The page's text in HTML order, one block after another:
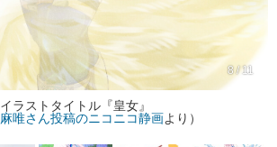
8 / 11
イラストタイトル『皇女』
麻唯さん投稿のニコニコ静画より）